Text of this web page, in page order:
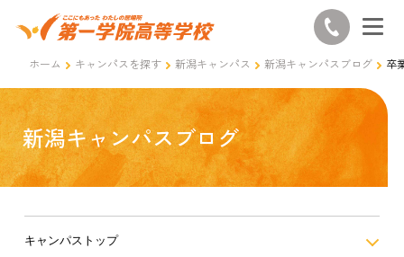
ホーム キャンパスを探す 新潟キャンパス 新潟キャンパスブログ 卒
新潟キャンパスブログ
キャンパストップ